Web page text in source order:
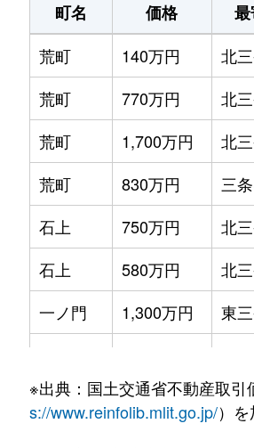
町名 価格
荒町
140万円 北
荒町
770万円 北
荒町
1,700万円 北
荒町
830万円 三
石上
750万円 北
石上
580万円 北
一ノ門
1,300万円 東
今井
150万円 三
※出典：国土交通省不動産取引
s://www.reinfolib.mlit.go.jp/）